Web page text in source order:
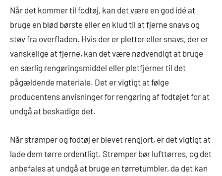
Når det kommer til fodtøj, kan det være en god idé at
bruge en blød børste eller en klud til at fjerne snavs og
støv fra overfladen. Hvis der er pletter eller snavs, der er
vanskelige at fjerne, kan det være nødvendigt at bruge
en særlig rengøringsmiddel eller pletfjerner til det
pågældende materiale. Det er vigtigt at følge
producentens anvisninger for rengøring af fodtøjet for at
undgå at beskadige det.
Når strømper og fodtøj er blevet rengjort, er det vigtigt at
lade dem tørre ordentligt. Strømper bør lufttørres, og det
anbefales at undgå at bruge en tørretumbler, da det kan